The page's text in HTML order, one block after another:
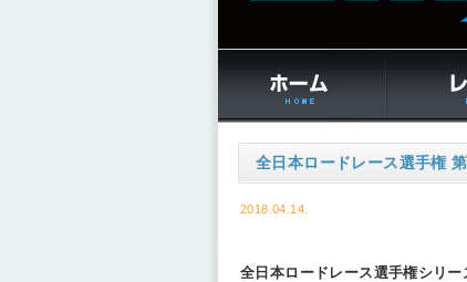
全日本ロードレース選手権
2018.04.14.
全日本ロードレース選手権シリ